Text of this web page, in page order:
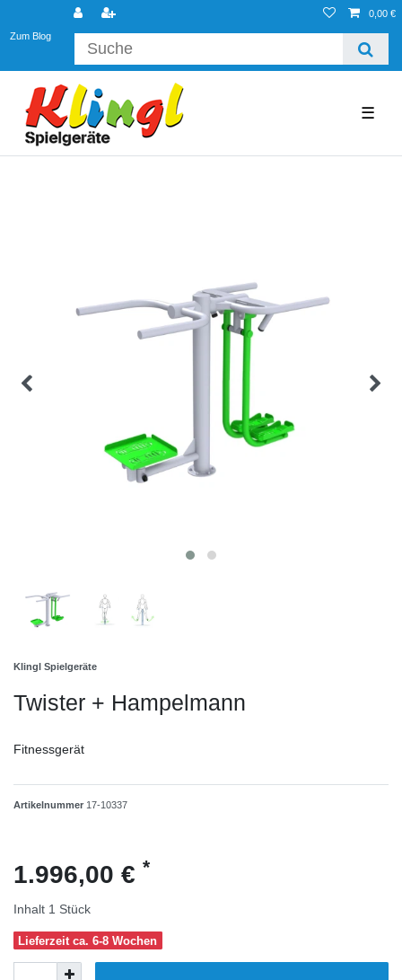
Zum Blog
0,00 €
☰
Klingl Spielgeräte
Twister + Hampelmann
Fitnessgerät
Artikelnummer 17-10337
1.996,00 € *
Inhalt 1 Stück
Lieferzeit ca. 6-8 Wochen